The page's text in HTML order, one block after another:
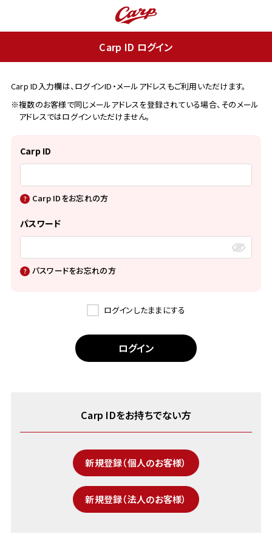
Carp ID ログイン
Carp ID入力欄は、ログインID・メールアドレスもご利用いただけます。
※複数のお客様で同じメールアドレスを登録されている場合、そのメール
アドレスではログインいただけません。
Carp ID
Carp IDをお忘れの方
パスワード
パスワードをお忘れの方
ログインしたままにする
Carp IDをお持ちでない方
新規登録（個人のお客様）
新規登録（法人のお客様）